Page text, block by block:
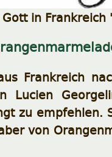
in Frankreich
Frankreich
Lucien
zu
von